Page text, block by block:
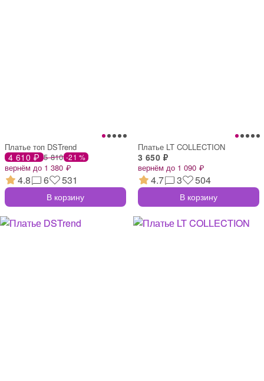
Платье топ DSTrend
4 610 ₽ 5 810 -21 %
вернём до 1 380 ₽
4.8 6 531
В корзину
Платье LT COLLECTION
3 650 ₽
вернём до 1 090 ₽
4.7 3 504
В корзину